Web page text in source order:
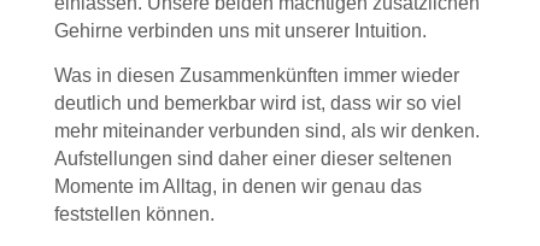
Gehirne verbinden uns mit unserer Intuition.
Was in diesen Zusammenkünften immer wieder
deutlich und bemerkbar wird ist, dass wir so viel
mehr miteinander verbunden sind, als wir denken.
Aufstellungen sind daher einer dieser seltenen
Momente im Alltag, in denen wir genau das
feststellen können.